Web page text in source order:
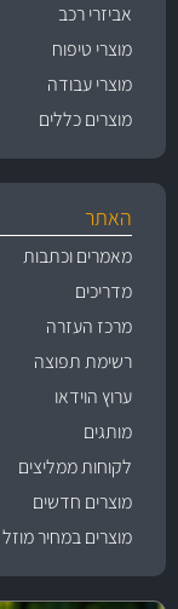
אביזרי רכב
מוצרי טיפוח
מוצרי עבודה
מוצרים כללים
האתר
מאמרים וכתבות
מדריכים
מרכז העזרה
רשימת תפוצה
ערוץ הוידאו
מותגים
לקוחות ממליצים
מוצרים חדשים
מוצרים במחיר מוזל